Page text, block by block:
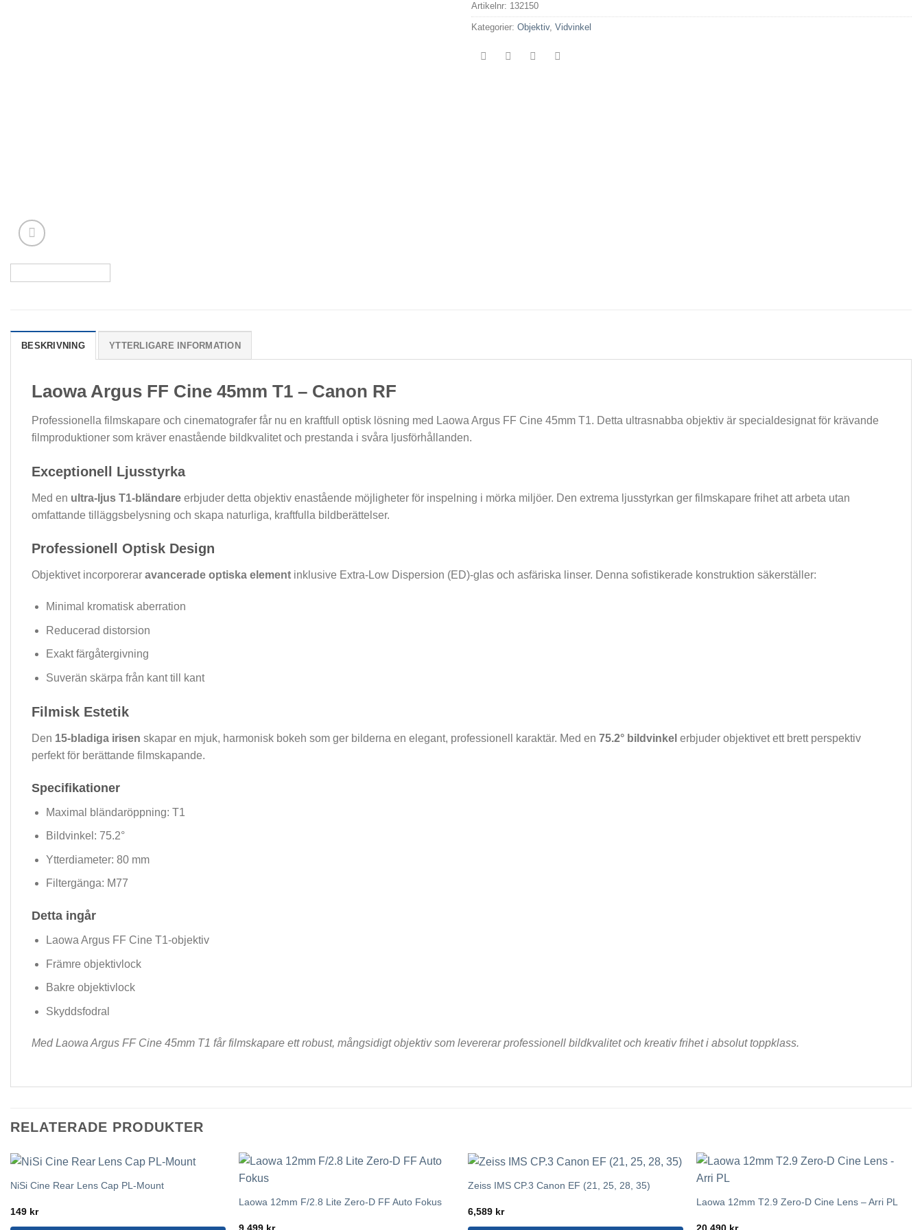
Artikelnr: 132150
Kategorier: Objektiv, Vidvinkel
BESKRIVNING YTTERLIGARE INFORMATION
Laowa Argus FF Cine 45mm T1 – Canon RF
Professionella filmskapare och cinematografer får nu en kraftfull optisk lösning med Laowa Argus FF Cine 45mm T1. Detta ultrasnabba objektiv är specialdesignat för krävande
filmproduktioner som kräver enastående bildkvalitet och prestanda i svåra ljusförhållanden.
Exceptionell Ljusstyrka
Med en ultra-ljus T1-bländare erbjuder detta objektiv enastående möjligheter för inspelning i mörka miljöer. Den extrema ljusstyrkan ger filmskapare frihet att arbeta utan
omfattande tilläggsbelysning och skapa naturliga, kraftfulla bildberättelser.
Professionell Optisk Design
Objektivet incorporerar avancerade optiska element inklusive Extra-Low Dispersion (ED)-glas och asfäriska linser. Denna sofistikerade konstruktion säkerställer:
Minimal kromatisk aberration
Reducerad distorsion
Exakt färgåtergivning
Suverän skärpa från kant till kant
Filmisk Estetik
Den 15-bladiga irisen skapar en mjuk, harmonisk bokeh som ger bilderna en elegant, professionell karaktär. Med en 75.2° bildvinkel erbjuder objektivet ett brett perspektiv
perfekt för berättande filmskapande.
Specifikationer
Maximal bländaröppning: T1
Bildvinkel: 75.2°
Ytterdiameter: 80 mm
Filtergänga: M77
Detta ingår
Laowa Argus FF Cine T1-objektiv
Främre objektivlock
Bakre objektivlock
Skyddsfodral
Med Laowa Argus FF Cine 45mm T1 får filmskapare ett robust, mångsidigt objektiv som levererar professionell bildkvalitet och kreativ frihet i absolut toppklass.
RELATERADE PRODUKTER
NiSi Cine Rear Lens Cap PL-Mount
149 kr
Laowa 12mm F/2.8 Lite Zero-D FF Auto Fokus
Zeiss IMS CP.3 Canon EF (21, 25, 28, 35)
6,589 kr
Laowa 12mm T2.9 Zero-D Cine Lens – Arri PL